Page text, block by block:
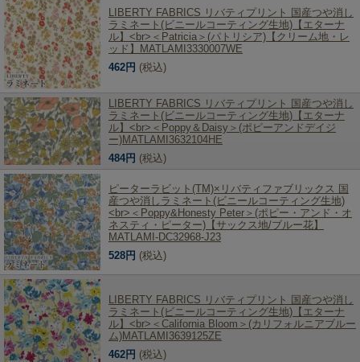
LIBERTY FABRICS リバティプリント 国産つや消し
ラミネート(ビニールコーティング生地)【エターナ
ル】<br>＜Patricia＞(パトリシア)【クリーム地・レ
ッド】MATLAMI3330007WE
462円 (税込)
LIBERTY FABRICS リバティプリント 国産つや消し
ラミネート(ビニールコーティング生地)【エターナ
ル】<br>＜Poppy＆Daisy＞(ポピーアンドデイジ
ー)MATLAMI3632104HE
484円 (税込)
ピーターラビット(TM)×リバティファブリックス 国
産つや消しラミネート(ビニールコーティング生地)
<br>＜Poppy&Honesty Peter＞(ポピー・アンド・オ
ネスティ・ピーター)【サックス地/ブルー花】
MATLAMI-DC32968-J23
528円 (税込)
LIBERTY FABRICS リバティプリント 国産つや消し
ラミネート(ビニールコーティング生地)【エターナ
ル】<br>＜California Bloom＞(カリフォルニアブルー
ム)MATLAMI3639125ZE
462円 (税込)